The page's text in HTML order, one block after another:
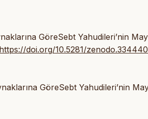
GöreSebt Yahudileri’nin
https://doi.org/10.5281/
GöreSebt Yahudileri’nin